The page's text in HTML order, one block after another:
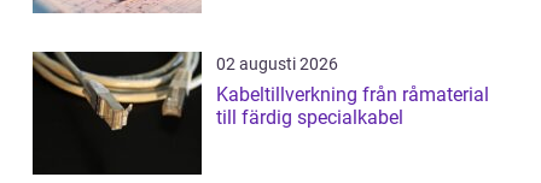
02 augusti 2026
Kabeltillverkning från råmaterial
till färdig specialkabel